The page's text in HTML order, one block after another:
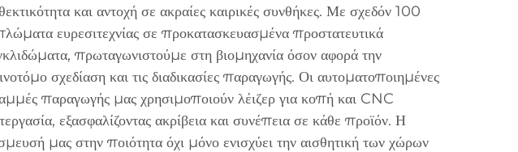
και αντοχή σε ακραίες καιρικές συνθήκες. Με σχεδόν 100
ευρεσιτεχνίας σε προκατασκευασμένα προστατευτικά
πρωταγωνιστούμε στη βιομηχανία όσον αφορά την
σχεδίαση και τις διαδικασίες παραγωγής. Οι αυτοματοποιημένες
παραγωγής μας χρησιμοποιούν λέιζερ για κοπή και CNC
εξασφαλίζοντας ακρίβεια και συνέπεια σε κάθε προϊόν. Η
μας στην ποιότητα όχι μόνο ενισχύει την αισθητική των χώρων